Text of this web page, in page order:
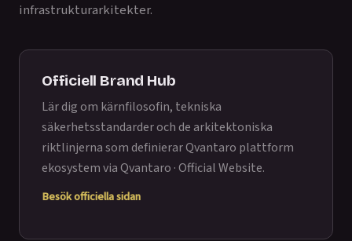
infrastrukturarkitekter.
Officiell Brand Hub
Lär dig om kärnfilosofin, tekniska
säkerhetsstandarder och de arkitektoniska
riktlinjerna som definierar Qvantaro plattform
ekosystem viaQvantaro · Official Website.
Besök officiella sidan